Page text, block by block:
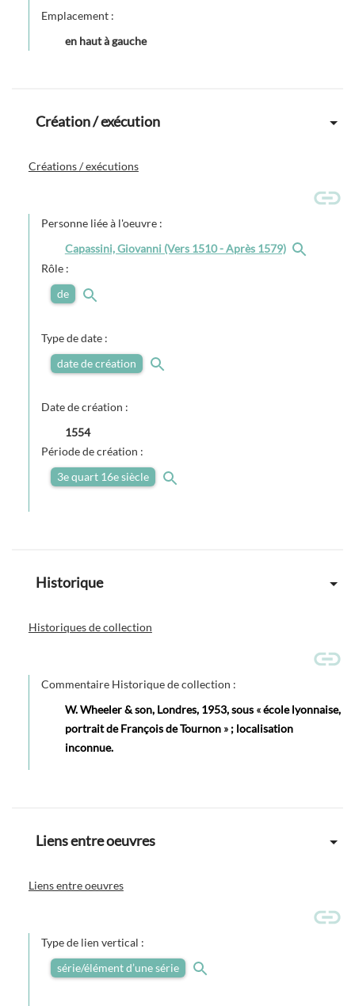
Emplacement :
en haut à gauche
Création / exécution
Créations / exécutions
Personne liée à l'oeuvre :
Capassini, Giovanni (Vers 1510 - Après 1579)
Rôle :
de
Type de date :
date de création
Date de création :
1554
Période de création :
3e quart 16e siècle
Historique
Historiques de collection
Commentaire Historique de collection :
W. Wheeler & son, Londres, 1953, sous «école lyonnaise,
portrait de François de Tournon »; localisation
inconnue.
Liens entre oeuvres
Liens entre oeuvres
Type de lien vertical :
série/élément d’une série